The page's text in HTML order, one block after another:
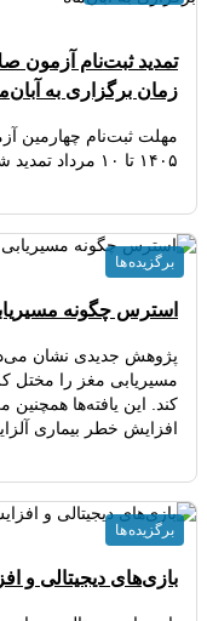
زمان برگزاری به
مهلت ثبت‌نام چهارمین
۱۴۰۵ تا ۱۰ مرداد تمدید شد و زمان برگزاری به ۱۵ آبان تغییر یافت.
استرس چگونه
پژوهش جدیدی نشان
مسیریابی مغز را مختل
کند. این یافته‌ها
افزایش خطر بیماری
برگزیده ها
بازی‌های دیجیتالی و
برگزیده ها